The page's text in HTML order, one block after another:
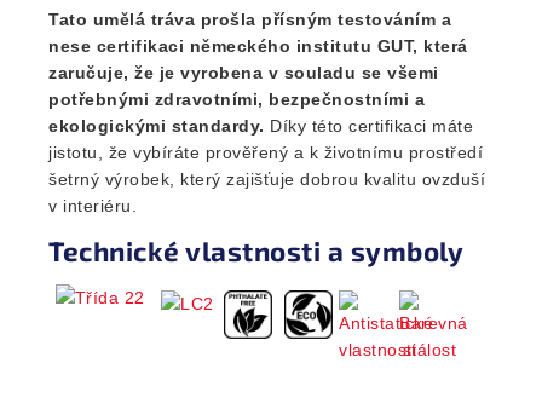
Tato umělá tráva prošla přísným testováním a
nese certifikaci německého institutu GUT, která
zaručuje, že je vyrobena v souladu se všemi
potřebnými zdravotními, bezpečnostními a
ekologickými standardy. Díky této certifikaci máte
jistotu, že vybíráte prověřený a k životnímu prostředí
šetrný výrobek, který zajišťuje dobrou kvalitu ovzduší
v interiéru.
Technické vlastnosti a symboly